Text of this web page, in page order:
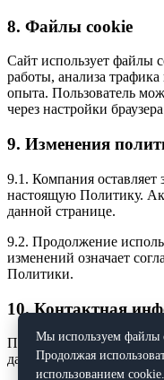
8. Файлы cookie
Сайт использует файлы
работы, анализа
опыта. Пользователь
через настройки
9. Изменения
9.1. Компания оставляет
настоящую Политику.
данной странице.
9.2. Продолжение
изменений означает
Политики.
10. Контактная
По всем вопросам,
данных, обращайтесь:
Мы используем файлы
Продолжая
использованием cookie.